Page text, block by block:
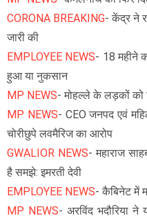
CORONA BREAKING- केंद्र ने
जारी की
EMPLOYEE NEWS- 18 महीने
हुआ या नुकसान
MP NEWS- मोहल्ले के लड़कों को
MP NEWS- CEO जनपद एवं
चोरीछुपे लवमैरिज का आरोप
GWALIOR NEWS- महाराज
है समझे: इमरती देवी
EMPLOYEE NEWS- कैबिनेट में
MP NEWS- अरविंद भदौरिया ने